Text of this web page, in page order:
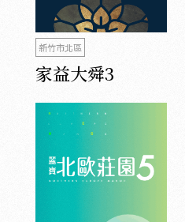
新竹市北區
家益大舜3